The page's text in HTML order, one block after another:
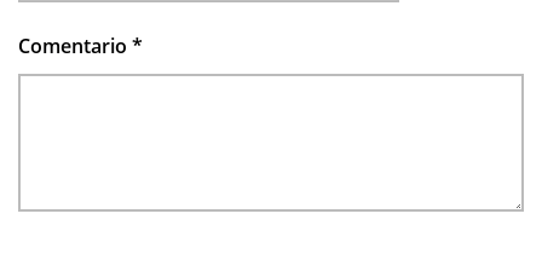
Comentario *